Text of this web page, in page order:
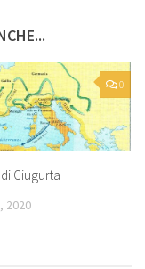
0
Giugurta
2020